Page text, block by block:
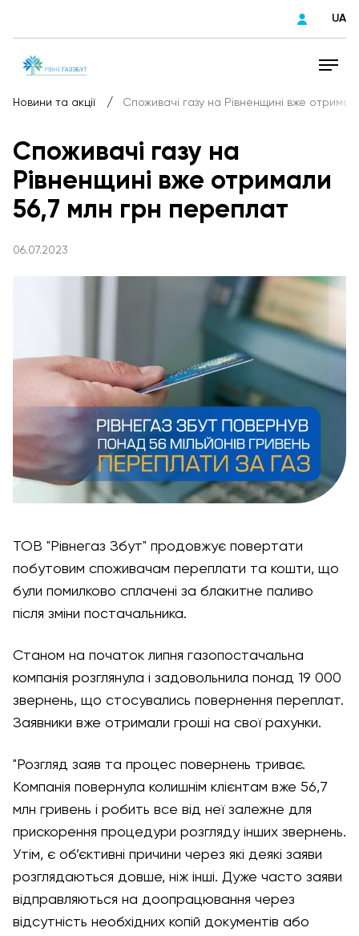
UA
Новини та акції / Споживачі газу на Рівненщині вже
Споживачі газу на
Рівненщині вже отримали
56,7 млн грн переплат
06.07.2023
ТОВ "Рівнегаз Збут" продовжує повертати
побутовим споживачам переплати та кошти, що
були помилково сплачені за блакитне паливо
після зміни постачальника.
Станом на початок липня газопостачальна
компанія розглянула і задовольнила понад 19 000
звернень, що стосувались повернення переплат.
Заявники вже отримали гроші на свої рахунки.
"Розгляд заяв та процес повернень триває.
Компанія повернула колишнім клієнтам вже 56,7
млн гривень і робить все від неї залежне для
прискорення процедури розгляду інших звернень.
Утім, є об’єктивні причини через які деякі заяви
розглядаються довше, ніж інші. Дуже часто заяви
відправляються на доопрацювання через
відсутність необхідних копій документів або